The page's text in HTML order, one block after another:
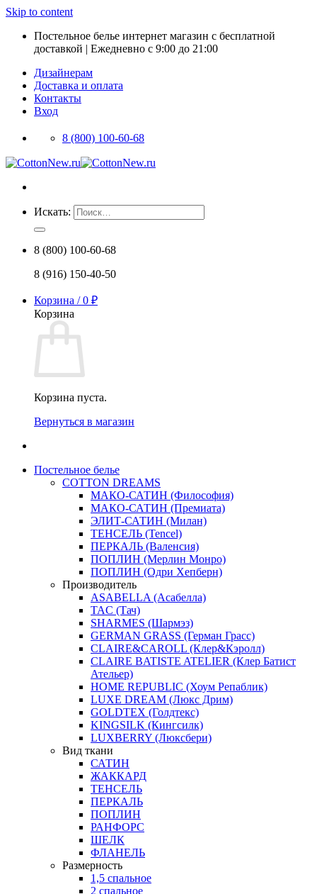
Skip to content
Постельное белье интернет магазин с бесплатной
доставкой | Ежедневно с 9:00 до 21:00
Дизайнерам
Доставка и оплата
Контакты
Вход
8 (800) 100-60-68
Искать:
8 (800) 100-60-68
8 (916) 150-40-50
Корзина /0 ₽
Корзина
Корзина пуста.
Вернуться в магазин
Постельное белье
COTTON DREAMS
МАКО-САТИН (Философия)
МАКО-САТИН (Премиата)
ЭЛИТ-САТИН (Милан)
ТЕНСЕЛЬ (Tencel)
ПЕРКАЛЬ (Валенсия)
ПОПЛИН (Мерлин Монро)
ПОПЛИН (Одри Хепберн)
Производитель
ASABELLA (Асабелла)
TAC (Тач)
SHARMES (Шармэз)
GERMAN GRASS (Герман Грасс)
CLAIRE&CAROLL (Клер&Кэролл)
CLAIRE BATISTE ATELIER (Клер Батист
Ательер)
HOME REPUBLIC (Хоум Репаблик)
LUXE DREAM (Люкс Дрим)
GOLDTEX (Голдтекс)
KINGSILK (Кингсилк)
LUXBERRY (Люксбери)
Вид ткани
САТИН
ЖАККАРД
ТЕНСЕЛЬ
ПЕРКАЛЬ
ПОПЛИН
РАНФОРС
ШЕЛК
ФЛАНЕЛЬ
Размерность
1,5 спальное
2 спальное